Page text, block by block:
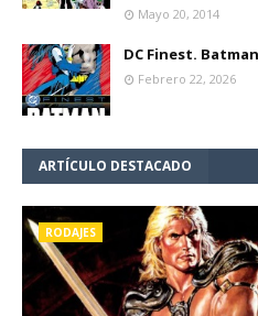
Mayo 20, 2014
DC Finest.
Febrero 22, 2026
ARTÍCULO DESTACADO
RODAJES